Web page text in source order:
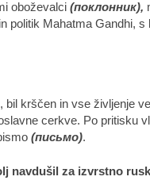
oboževalci (поклонник),
politik Mahatma Gandhi,
bil krščen in vse življenje
cerkve. Po pritisku
(письмо).
navdušil za izvrstno